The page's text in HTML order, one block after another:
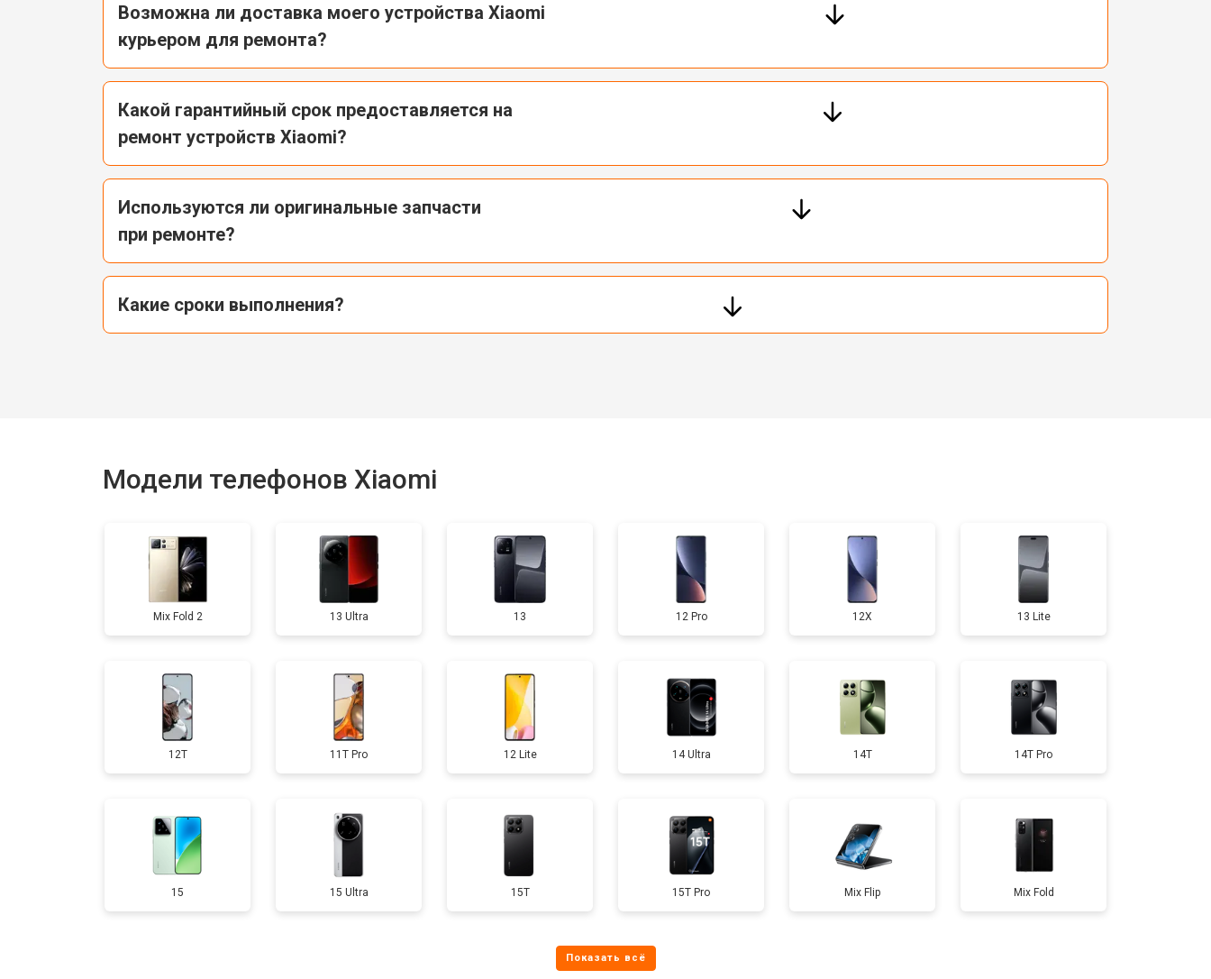
Возможна ли доставка моего устройства Xiaomi
курьером для ремонта?
Какой гарантийный срок предоставляется на
ремонт устройств Xiaomi?
Используются ли оригинальные запчасти
при ремонте?
Какие сроки выполнения?
Модели телефонов Xiaomi
Mix Fold 2 13 Ultra 13 12 Pro 12X 13 Lite
12T 11T Pro 12 Lite 14 Ultra 14T 14T Pro
15 15 Ultra 15T 15T Pro Mix Flip Mix Fold